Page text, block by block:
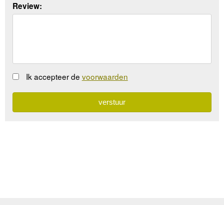
Review:
Ik accepteer de voorwaarden